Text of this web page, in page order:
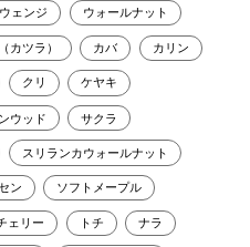
ウェンジ ウォールナット
カツラ） カバ カリン
クリ ケヤキ
ウッド サクラ
スリランカウォールナット
ン ソフトメープル
ェリー トチ ナラ